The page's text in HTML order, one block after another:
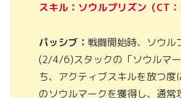
スキル：ソウルプリズン（CT
パッシブ： 戦闘開始時、ソウル
(2/4/6)スタックの「ソウルマ
ち、アクティブスキルを放つ度
のソウルマークを獲得し、通常